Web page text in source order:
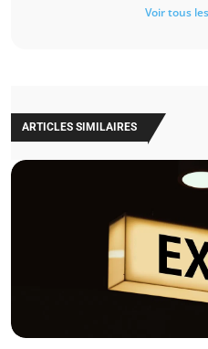
Voir tous
ARTICLES SIMILAIRES